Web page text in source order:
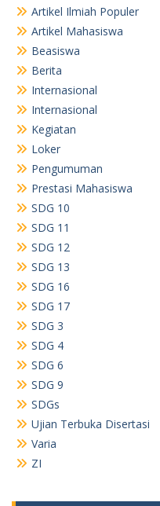
Artikel Ilmiah Populer
Artikel Mahasiswa
Beasiswa
Berita
Internasional
Internasional
Kegiatan
Loker
Pengumuman
Prestasi Mahasiswa
SDG 10
SDG 11
SDG 12
SDG 13
SDG 16
SDG 17
SDG 3
SDG 4
SDG 6
SDG 9
SDGs
Ujian Terbuka Disertasi
Varia
ZI